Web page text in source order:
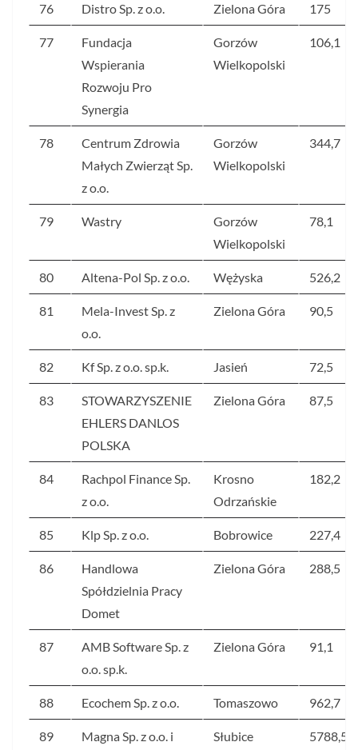
76 Distro Sp. z o.o. Zielona Góra 175
77
Fundacja
Wspierania
Rozwoju Pro
Synergia
Gorzów
Wielkopolski
106,1
78
Centrum Zdrowia
Małych Zwierząt Sp.
z o.o.
Gorzów
Wielkopolski
344,7
79 Wastry
Gorzów
Wielkopolski
78,1
80 Altena-Pol Sp. z o.o. Wężyska 526,2
81
Mela-Invest Sp. z
o.o.
Zielona Góra 90,5
82 Kf Sp. z o.o. sp.k. Jasień 72,5
83
STOWARZYSZENIE
EHLERS DANLOS
POLSKA
Zielona Góra 87,5
84
Rachpol Finance Sp.
z o.o.
Krosno
Odrzańskie
182,2
85 Klp Sp. z o.o. Bobrowice 227,4
86
Handlowa
Spółdzielnia Pracy
Domet
Zielona Góra 288,5
87
AMB Software Sp. z
o.o. sp.k.
Zielona Góra 91,1
88 Ecochem Sp. z o.o. Tomaszowo 962,7
89
Magna Sp. z o.o. i
Słubice 5788,5